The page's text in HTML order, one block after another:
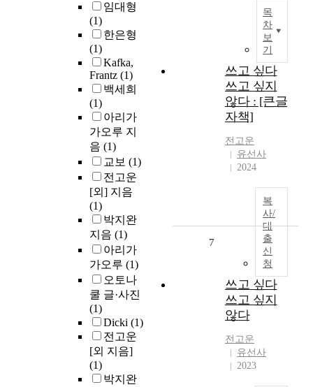
임대형
(1)
한은형
(1)
Kafka,
Frantz (1)
백세희
(1)
아리가
가오루 지
음 (1)
교보 (1)
전고운
[외] 지음
(1)
박지완
지음 (1)
아리가
가오루 (1)
오토나
쿨 글·사진
(1)
Dicki (1)
전고운
[외 지음]
(1)
박지완
목
차
보
기
쓰고 싶다
쓰고 싶지
않다 : [큰글
자책]
전고운
유선사
2024
복
사/
대
출
신
청
7
쓰고 싶다
쓰고 싶지
않다
전고운
유선사
2023